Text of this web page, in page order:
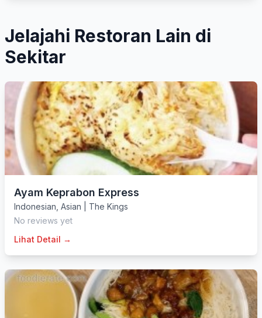
Jelajahi Restoran Lain di
Sekitar
Ayam Keprabon Express
Indonesian Asian
The Kings
No reviews yet
Lihat Detail →